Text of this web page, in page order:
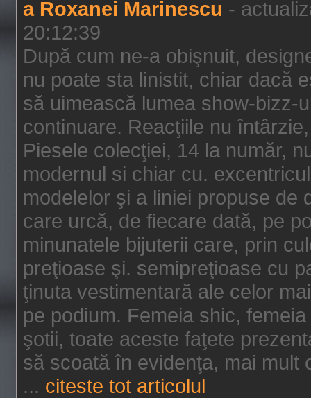
a Roxanei Marinescu -
20:12:39
După cum ne-a obişnuit,
nu poate sta linistit, chiar dacă
să uimească lumea show-bizz-
continuare. Reacţiile nu
Piesele colecţiei, 14 la număr,
modernul si chiar cu.
modelelor şi a liniei propuse de
care urcă, de fiecare dată, pe
minunatele bijuterii care, prin
preţioase şi. semipreţioase cu
ţinuta vestimentară ale celor
pe podium. Femeia shic,
şotii, toate aceste faţete
să scoată în evidenţa, mai mult
... citeste tot articolul